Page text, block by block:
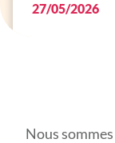
27/05/2026
Nous sommes